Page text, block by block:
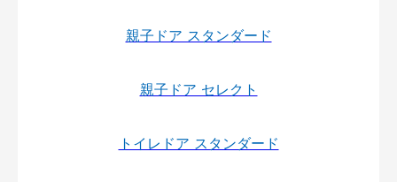
親子ドア スタンダード
親子ドア セレクト
トイレドア スタンダード